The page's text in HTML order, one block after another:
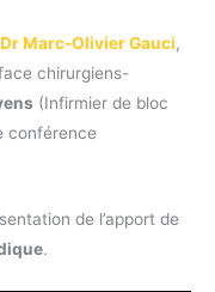
Dr Marc-Olivier Gauci,
chirurgiens-
(Infirmier de bloc
conférence
de l’apport de
.